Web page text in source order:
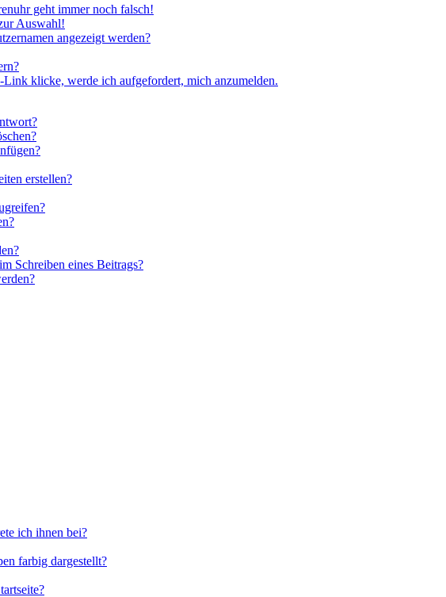
geht immer noch falsch!
Auswahl!
angezeigt werden?
klicke, werde ich aufgefordert, mich anzumelden.
erstellen?
Schreiben eines Beitrags?
ich ihnen bei?
farbig dargestellt?